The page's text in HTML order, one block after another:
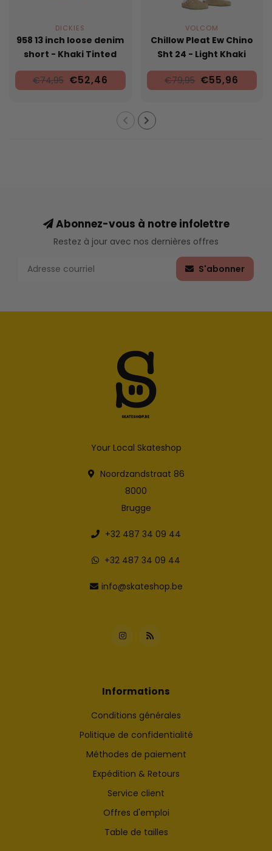
DICKIES
958 13 inch loose denim
short - Khaki Tinted
Blue
€74,95 €52,46
VOLCOM
Chillow Pleat Ew Chino
Sht 24 - Light Khaki
€79,95 €55,96
Abonnez-vous à notre infolettre
Restez à jour avec nos dernières offres
S'abonner
Your Local Skateshop
Noordzandstraat 86
8000
Brugge
+32 487 34 09 44
+32 487 34 09 44
info@skateshop.be
Informations
Conditions générales
Politique de confidentialité
Méthodes de paiement
Expédition & Retours
Service client
Offres d'emploi
Table de tailles